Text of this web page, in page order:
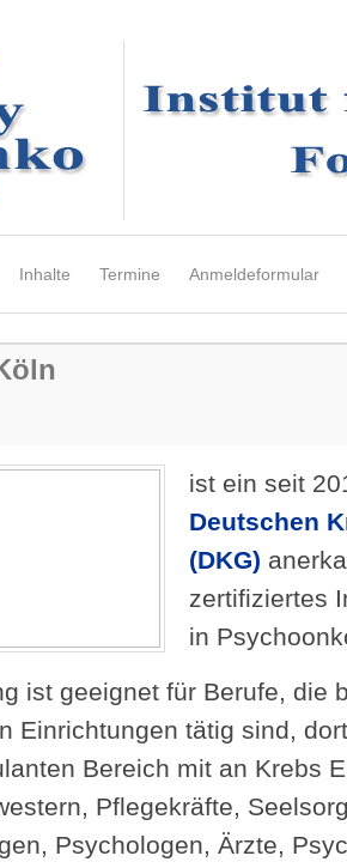
Inhalte Termine Anmeldeformular
ist ein seit
Deutschen
(DKG)
zertifiziertes
in
ist geeignet für Berufe, die
Einrichtungen tätig sind,
Bereich mit an Krebs
Pflegekräfte,
Psychologen, Ärzte,